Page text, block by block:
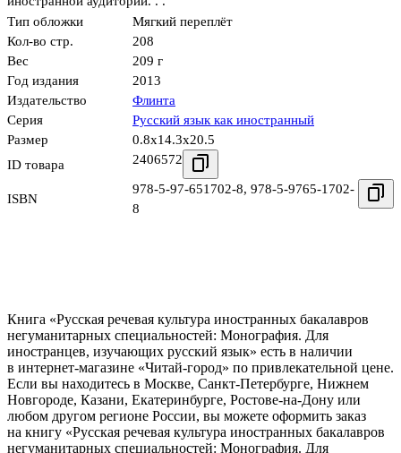
Тип обложки
Мягкий переплёт
Кол-во стр.
208
Вес
209 г
Год издания
2013
Издательство
Флинта
Серия
Русский язык как иностранный
Размер
0.8x14.3x20.5
ID товара
2406572
ISBN
978-5-97-651702-8, 978-5-9765-1702-
8
Книга «Русская речевая культура иностранных бакалавров
негуманитарных специальностей: Монография. Для
иностранцев, изучающих русский язык» есть в наличии
в интернет-магазине «Читай-город» по привлекательной цене.
Если вы находитесь в Москве, Санкт-Петербурге, Нижнем
Новгороде, Казани, Екатеринбурге, Ростове-на-Дону или
любом другом регионе России, вы можете оформить заказ
на книгу «Русская речевая культура иностранных бакалавров
негуманитарных специальностей: Монография. Для